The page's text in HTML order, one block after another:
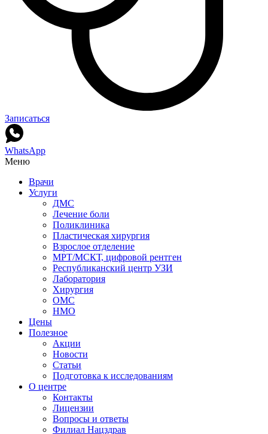
Записаться
WhatsApp
Меню
Врачи
Услуги
ДМС
Лечение боли
Поликлиника
Пластическая хирургия
Взрослое отделение
МРТ/МСКТ, цифровой рентген
Республиканский центр УЗИ
Лаборатория
Хирургия
ОМС
НМО
Цены
Полезное
Акции
Новости
Статьи
Подготовка к исследованиям
О центре
Контакты
Лицензии
Вопросы и ответы
Филиал Нацздрав